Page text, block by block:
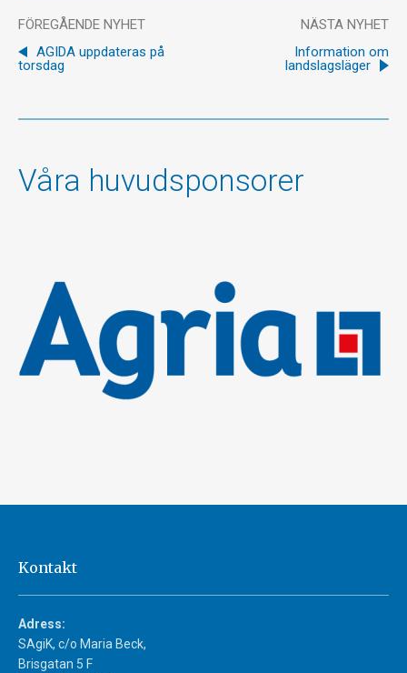
FÖREGÅENDE NYHET
AGIDA uppdateras på
torsdag
NÄSTA NYHET
Information om
landslagsläger
Våra huvudsponsorer
Kontakt
Adress:
SAgiK, c/o Maria Beck,
Brisgatan 5 F